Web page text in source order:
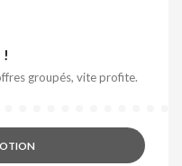
!
groupés, vite profite.